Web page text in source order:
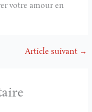
votre amour en
Article suivant →